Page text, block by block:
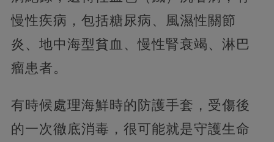
慢性疾病，包括糖尿病、風濕性關節
炎、地中海型貧血、慢性腎衰竭、淋巴
瘤患者。
有時候處理海鮮時的防護手套，受傷後
的一次徹底消毒，很可能就是守護生命